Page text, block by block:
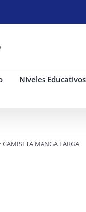
Niveles Educativos
CAMISETA MANGA LARGA